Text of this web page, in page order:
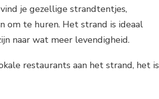
je gezellige strandtentjes,
om te huren. Het strand is ideaal
naar wat meer levendigheid.
restaurants aan het strand, het is